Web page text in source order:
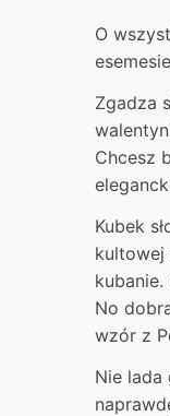
O
Zgadza
Chcesz
Kubek
kultowej
No
wzór z
Nie lada